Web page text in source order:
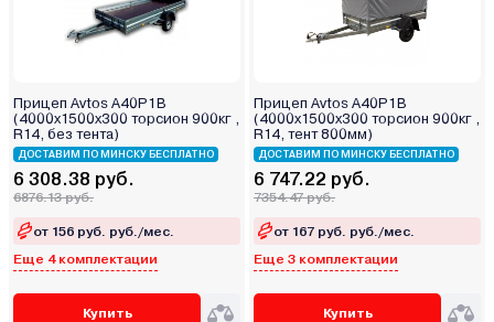
Прицеп Avtos A40P1B
(4000х1500х300 торсион 900кг ,
R14, без тента)
ДОСТАВИМ ПО МИНСКУ БЕСПЛАТНО
6 308.38 руб.
6876.13 руб.
от 156 руб. руб./мес.
Еще 4 комплектации
Купить
Прицеп Avtos A40P1B
(4000х1500х300 торсион 900кг ,
R14, тент 800мм)
ДОСТАВИМ ПО МИНСКУ БЕСПЛАТНО
6 747.22 руб.
7354.47 руб.
от 167 руб. руб./мес.
Еще 3 комплектации
Купить